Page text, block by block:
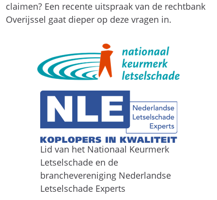
claimen? Een recente uitspraak van de rechtbank
Overijssel gaat dieper op deze vragen in.
Lid van het Nationaal Keurmerk
Letselschade en de
branchevereniging Nederlandse
Letselschade Experts